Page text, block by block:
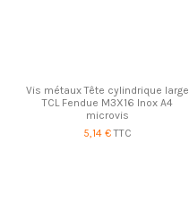
Vis métaux Tête cylindrique large
TCL Fendue M3X16 Inox A4
microvis
5,14 €TTC